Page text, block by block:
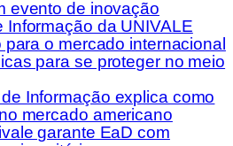
evento de inovação
Informação da UNIVALE
o mercado internacional
para se proteger no meio
Informação explica como
mercado americano
garante EaD com